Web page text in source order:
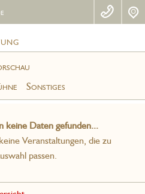
Sonstiges
keine Daten gefunden...
Veranstaltungen, die zu
passen.